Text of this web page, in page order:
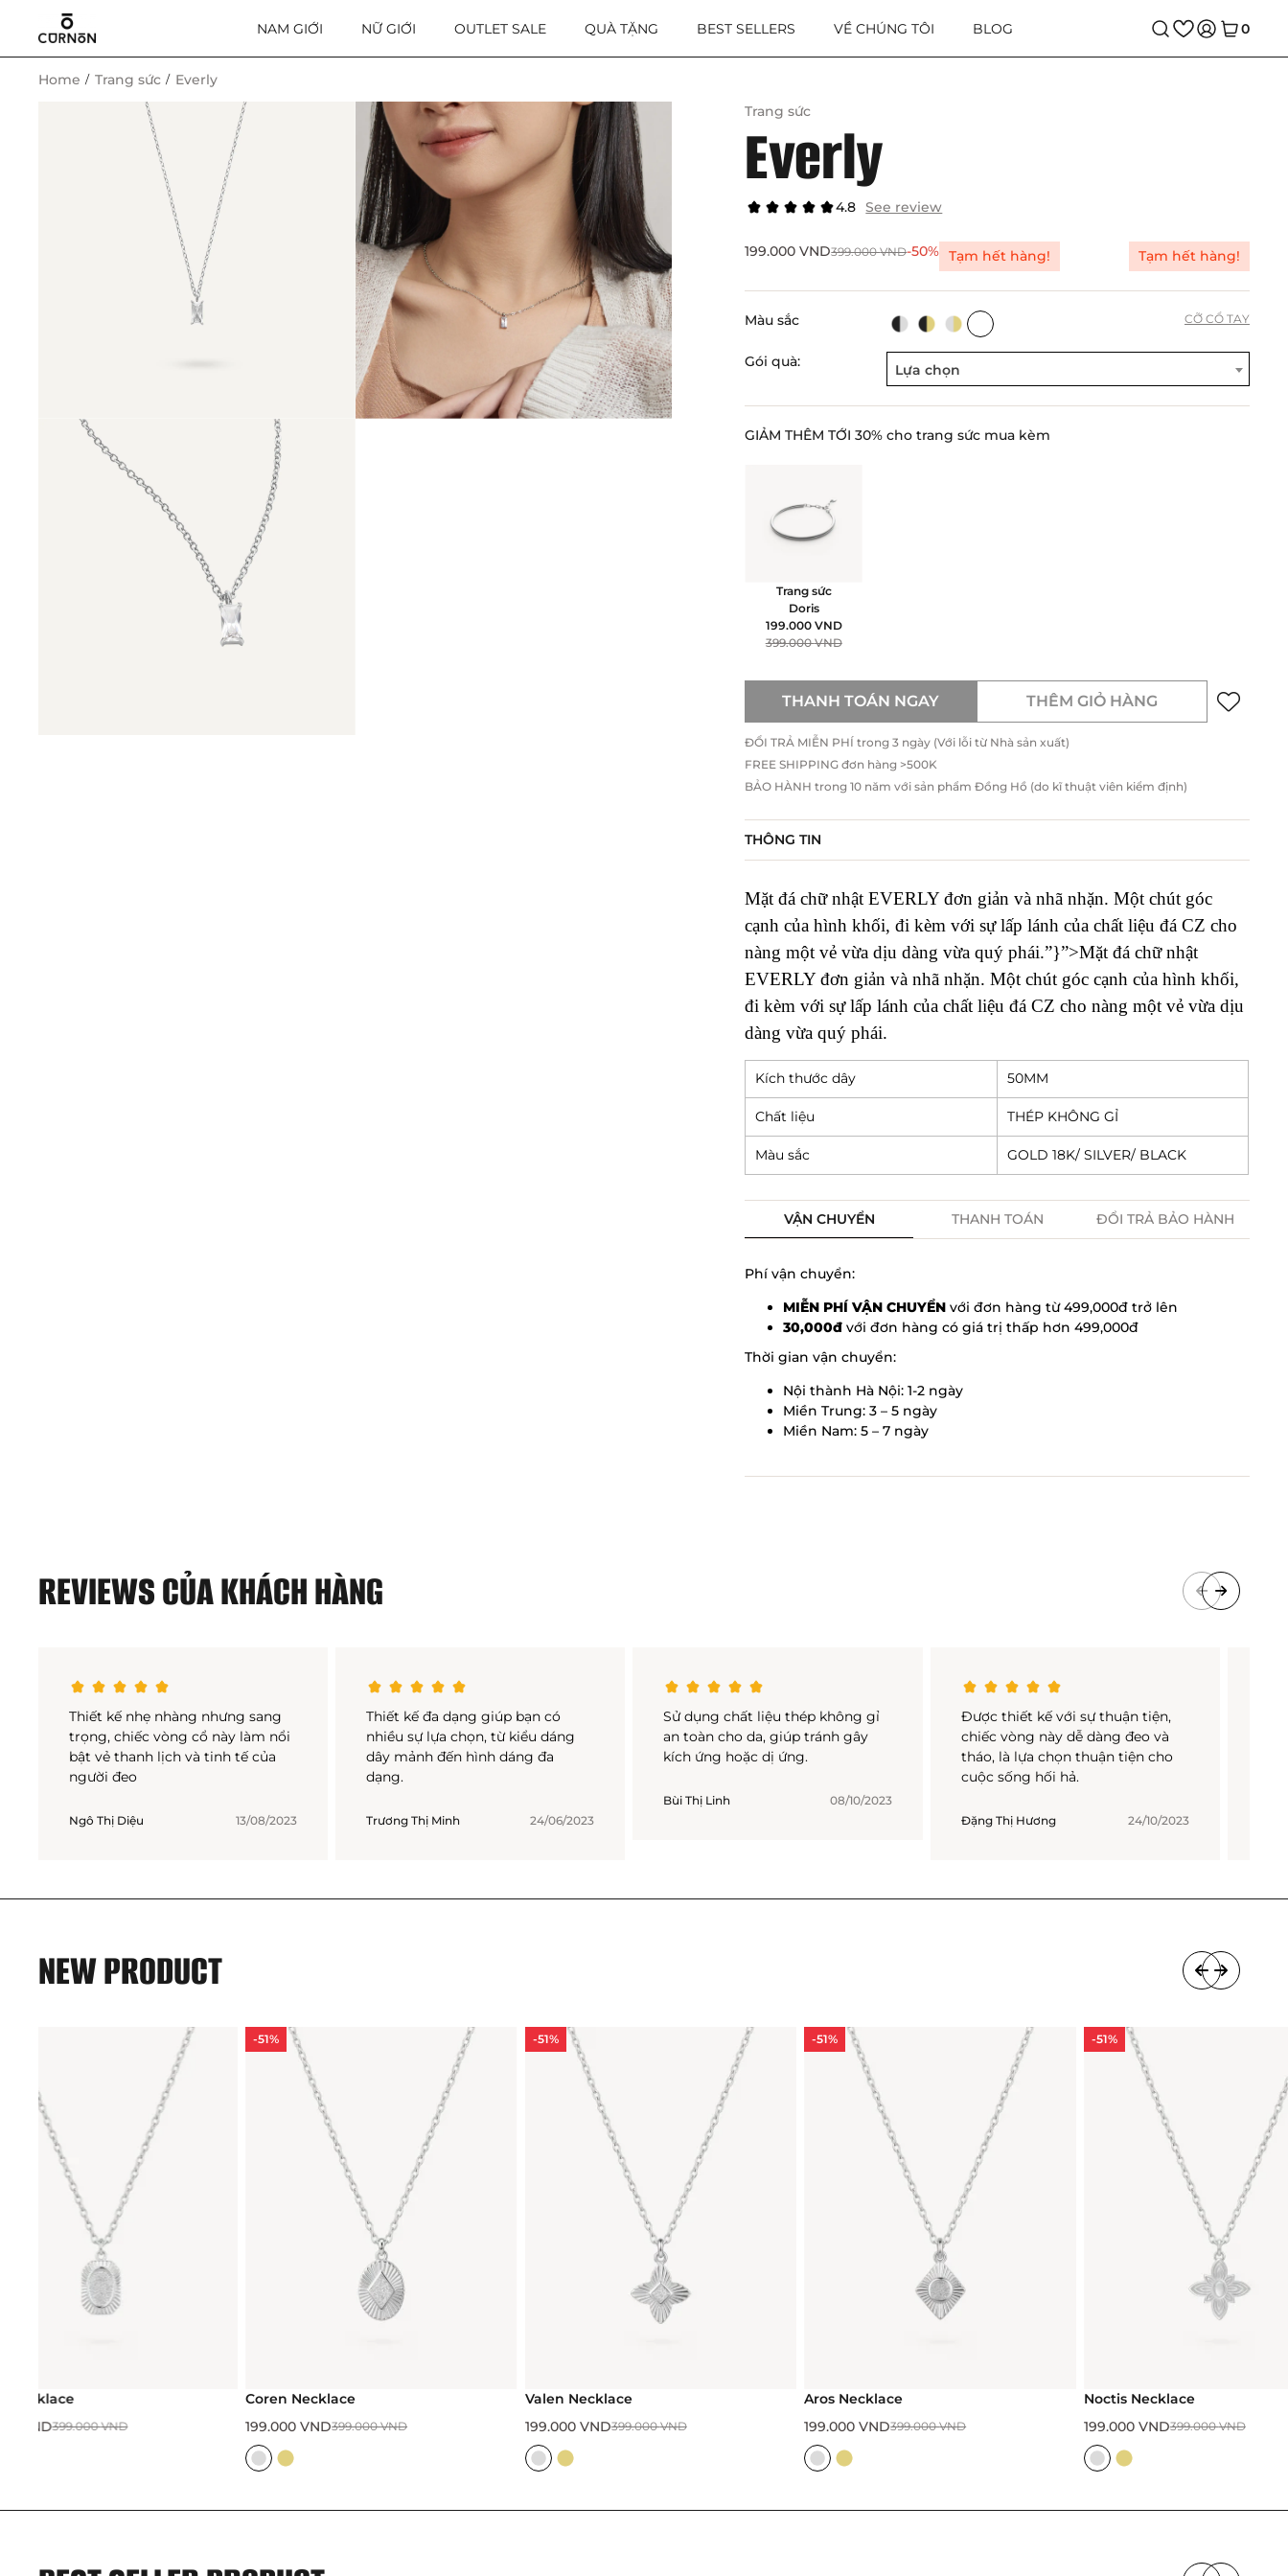
NAM GIỚI NỮ GIỚI OUTLET SALE QUÀ TẶNG BEST SELLERS VỀ CHÚNG TÔI BLOG 0
Home Trang sức
Everly
Trang sức
Everly
4.8 See review
399.000VND
199.000VND -50% Tạm hết hàng! Tạm hết hàng!
Màu sắc CỠ CỔ TAY
Gói quà: Lựa chọn
GIẢM THÊM TỚI 30% cho trang sức mua kèm
Trang sức
Doris
399.000VND
199.000 VND
THANH TOÁN NGAY THÊM GIỎ HÀNG
ĐỔI TRẢ MIỄN PHÍ trong 3 ngày (Với lỗi từ Nhà sản xuất)
FREE SHIPPING đơn hàng >500K
BẢO HÀNH trong 10 năm với sản phẩm Đồng Hồ (do kĩ thuật viên kiểm định)
THÔNG TIN
Mặt đá chữ nhật EVERLY đơn giản và nhã nhặn. Một chút góc
cạnh của hình khối, đi kèm với sự lấp lánh của chất liệu đá CZ cho
nàng một vẻ vừa dịu dàng vừa quý phái.”}”>Mặt đá chữ nhật
EVERLY đơn giản và nhã nhặn. Một chút góc cạnh của hình khối,
đi kèm với sự lấp lánh của chất liệu đá CZ cho nàng một vẻ vừa dịu
dàng vừa quý phái.
Kích thước dây 50MM
Chất liệu THÉP KHÔNG GỈ
Màu sắc GOLD 18K/ SILVER/ BLACK
VẬN CHUYỂN THANH TOÁN ĐỔI TRẢ BẢO HÀNH
Phí vận chuyển:
MIỄN PHÍ VẬN CHUYỂN với đơn hàng từ 499,000đ trở lên
30,000đ với đơn hàng có giá trị thấp hơn 499,000đ
Thời gian vận chuyển:
Nội thành Hà Nội: 1-2 ngày
Miền Trung: 3 – 5 ngày
Miền Nam: 5 – 7 ngày
REVIEWS CỦA KHÁCH HÀNG
Thiết kế nhẹ nhàng nhưng sang
trọng, chiếc vòng cổ này làm nổi
bật vẻ thanh lịch và tinh tế của
người đeo
Ngô Thị Diệu 13/08/2023
Thiết kế đa dạng giúp bạn có
nhiều sự lựa chọn, từ kiểu dáng
dây mảnh đến hình dáng đa
dạng.
Trương Thị Minh 24/06/2023
Sử dụng chất liệu thép không gỉ
an toàn cho da, giúp tránh gây
kích ứng hoặc dị ứng.
Bùi Thị Linh 08/10/2023
Được thiết kế với sự thuận tiện,
chiếc vòng này dễ dàng đeo và
tháo, là lựa chọn thuận tiện cho
cuộc sống hối hả.
Đặng Thị Hương 24/10/2023
NEW PRODUCT
Coren Necklace
399.000
199.000VND
Valen Necklace
399.000
199.000VND
Aros Necklace
399.000
199.000VND
Noctis Necklace
399.000
199.000VND
Abyss Necklace
199.000VND